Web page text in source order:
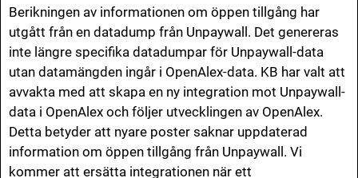
Berikningen av informationen om öppen tillgång har
utgått från en datadump från Unpaywall. Det genereras
inte längre specifika datadumpar för Unpaywall-data
utan datamängden ingår i OpenAlex-data. KB har valt att
avvakta med att skapa en ny integration mot Unpaywall-
data i OpenAlex och följer utvecklingen av OpenAlex.
Detta betyder att nyare poster saknar uppdaterad
information om öppen tillgång från Unpaywall. Vi
kommer att ersätta integrationen när ett